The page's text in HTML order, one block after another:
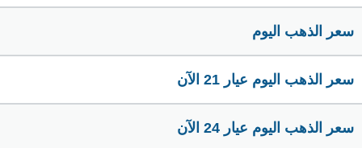
سعر الذهب اليوم
سعر الذهب اليوم عيار 21 الآن
سعر الذهب اليوم عيار 24 الآن